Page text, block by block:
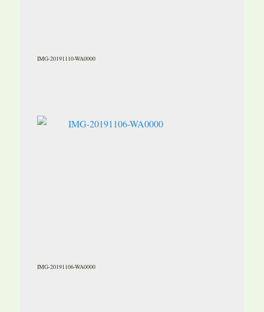
IMG-20191110-WA0000
IMG-20191106-WA0000